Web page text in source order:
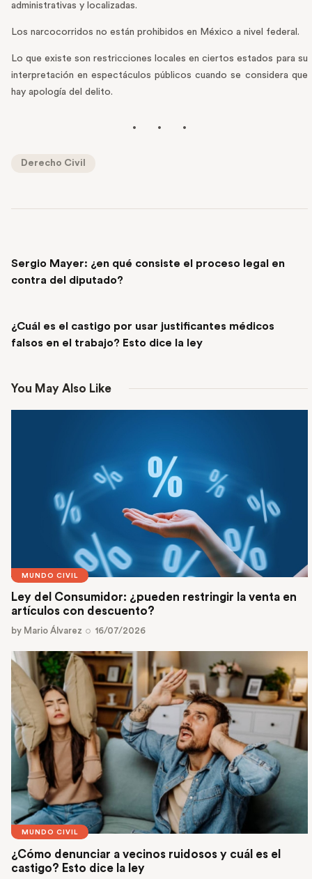
administrativas y localizadas.
Los narcocorridos no están prohibidos en México a nivel federal.
Lo que existe son restricciones locales en ciertos estados para su
interpretación en espectáculos públicos cuando se considera que
hay apología del delito.
Derecho Civil
Sergio Mayer: ¿en qué consiste el proceso legal en
contra del diputado?
¿Cuál es el castigo por usar justificantes médicos
falsos en el trabajo? Esto dice la ley
You May Also Like
MUNDO CIVIL
Ley del Consumidor: ¿pueden restringir la venta en
artículos con descuento?
by Mario Álvarez 16/07/2026
MUNDO CIVIL
¿Cómo denunciar a vecinos ruidosos y cuál es el
castigo? Esto dice la ley